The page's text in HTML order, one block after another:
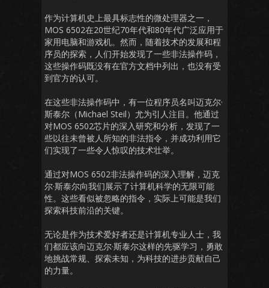
作为计算机史上最具标志性的微处理器之一，
MOS 6502在20世纪70年代和80年代广泛应用于
家用电脑和游戏机。然而，随着技术的发展和程
序员的探索，人们开始发现了一些非法操作码，
这些操作码既没有在官方文档中列出，也没有受
到官方的认可。
在这些非法操作码中，有一位程序员名叫迈克尔·
斯泰尔（Michael Steil）尤为引人注目。他通过
对MOS 6502芯片的深入研究和分析，发现了一
些以往未曾被人所知的非法指令，并成功利用它
们实现了一些令人惊叹的技术壮举。
通过对MOS 6502非法操作码的深入理解，迈克
尔·斯泰尔向我们展示了计算机科学的无限可能
性。这些看似被忽略的指令，实际上可能是我们
探索科技前沿的关键。
无论是作为技术爱好者还是计算机专业人士，我
们都应该向迈克尔·斯泰尔这样的先驱学习，勇敢
地挑战常规、探索未知，为科技的进步贡献自己
的力量。